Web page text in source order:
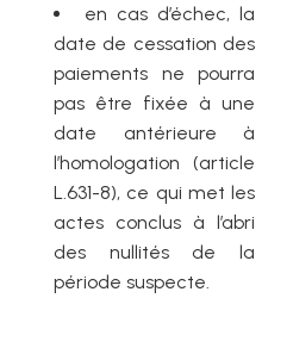
en cas d’échec, la
date de cessation des
paiements ne pourra
pas être fixée à une
date antérieure à
l’homologation (article
L.631-8), ce qui met les
actes conclus à l’abri
des nullités de la
période suspecte.